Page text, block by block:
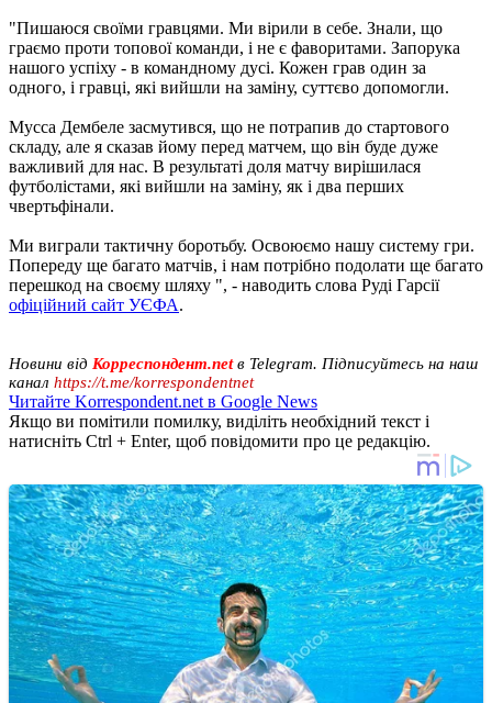
"Пишаюся своїми гравцями. Ми вірили в себе. Знали, що
граємо проти топової команди, і не є фаворитами. Запорука
нашого успіху - в командному дусі. Кожен грав один за
одного, і гравці, які вийшли на заміну, суттєво допомогли.
Мусса Дембеле засмутився, що не потрапив до стартового
складу, але я сказав йому перед матчем, що він буде дуже
важливий для нас. В результаті доля матчу вирішилася
футболістами, які вийшли на заміну, як і два перших
чвертьфінали.
Ми виграли тактичну боротьбу. Освоюємо нашу систему гри.
Попереду ще багато матчів, і нам потрібно подолати ще багато
перешкод на своєму шляху ", - наводить слова Руді Гарсії
офіційний сайт УЄФА.
Новини від Корреспондент.netв Telegram. Підписуйтесь на наш
канал https://t.me/korrespondentnet
Читайте Korrespondent.net в Google News
Якщо ви помітили помилку, виділіть необхідний текст і
натисніть Ctrl + Enter, щоб повідомити про це редакцію.